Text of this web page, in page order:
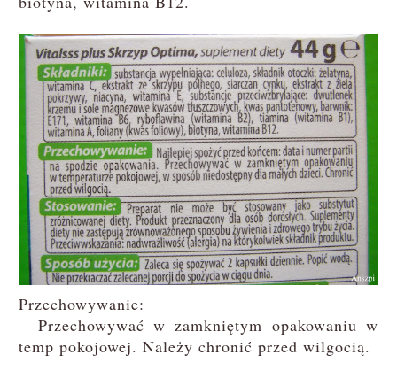
Przechowywanie:
Przechowywać w zamkniętym opakowaniu w
temp pokojowej. Należy chronić przed wilgocią.